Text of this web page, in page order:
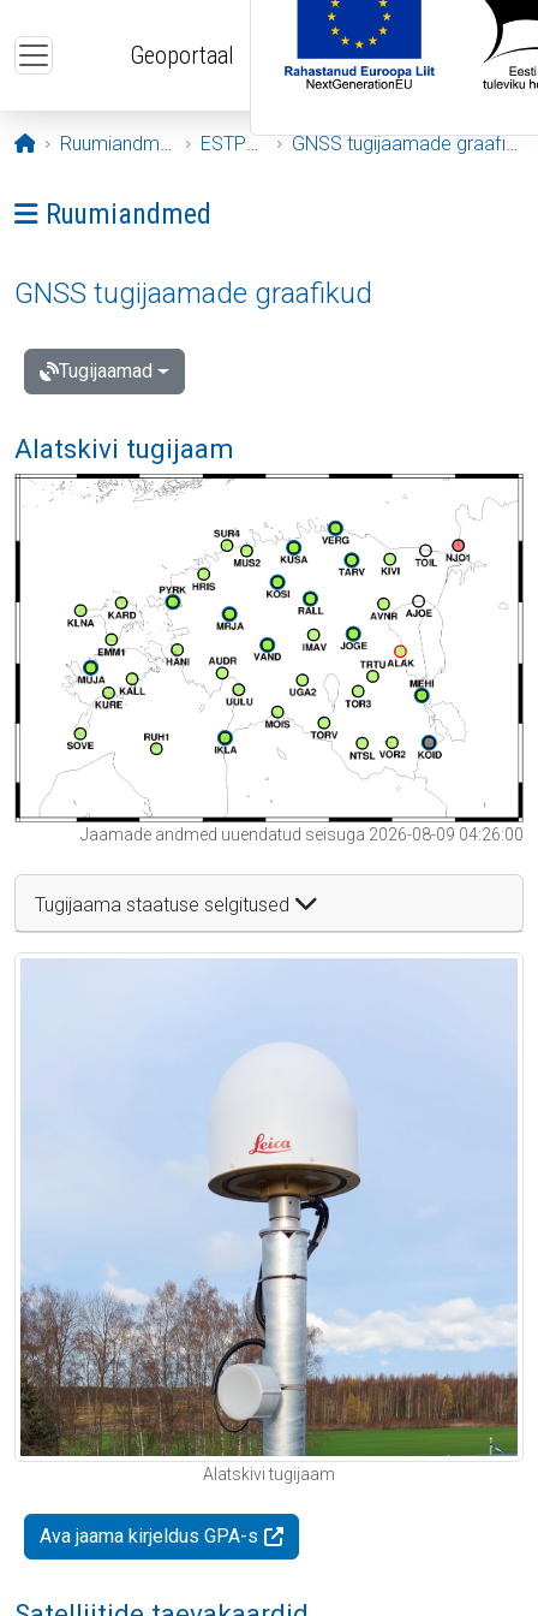
Geoportaal
Avaleht
Ruumiandmed ESTPOS GNSS tugijaamade graafikud
Ava menüü: Ruumiandmed
Ruumiandmed
GNSS tugijaamade graafikud
Tugijaamad
Alatskivi tugijaam
Jaamade andmed uuendatud seisuga 2026-08-09 04:26:00
Tugijaama staatuse selgitused
Alatskivi tugijaam
Ava jaama kirjeldus GPA-s